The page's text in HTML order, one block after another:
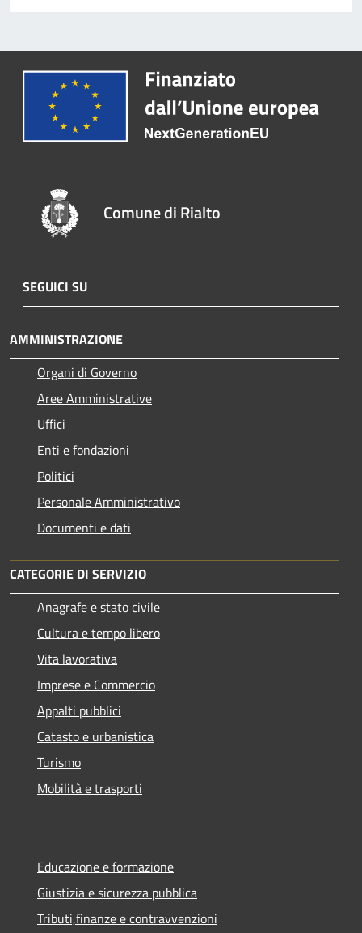
Comune di Rialto
SEGUICI SU
AMMINISTRAZIONE
Organi di Governo
Aree Amministrative
Uffici
Enti e fondazioni
Politici
Personale Amministrativo
Documenti e dati
CATEGORIE DI SERVIZIO
Anagrafe e stato civile
Cultura e tempo libero
Vita lavorativa
Imprese e Commercio
Appalti pubblici
Catasto e urbanistica
Turismo
Mobilità e trasporti
Educazione e formazione
Giustizia e sicurezza pubblica
Tributi,finanze e contravvenzioni